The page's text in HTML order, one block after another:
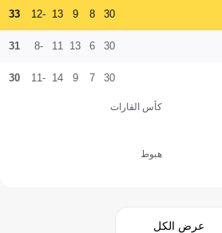
30
8
9
13
-12
33
30
6
13
11
-8
31
30
7
9
14
-11
30
كأس القارات
هبوط
عرض الكل